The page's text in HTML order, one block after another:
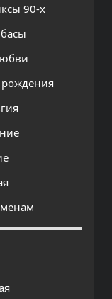
90-х